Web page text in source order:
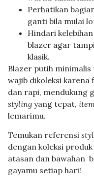
Perhatikan
ganti bila mulai
Hindari
blazer agar
klasik.
Blazer putih
wajib dikoleksi karena
dan rapi, mendukung
styling yang tepat,
lemarimu.
Temukan referensi
dengan koleksi
atasan dan bawahan
gayamu setiap hari!